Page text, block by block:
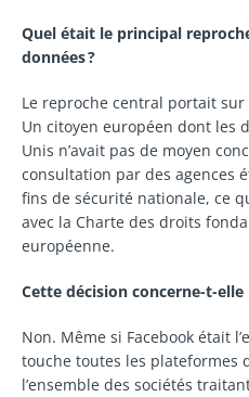
Quel était le principal
données ?
Le reproche central portait sur
Un citoyen européen dont les
Unis n’avait pas de moyen
consultation par des agences
fins de sécurité nationale, ce
avec la Charte des droits
européenne.
Cette décision concerne-t-
Non. Même si Facebook était
touche toutes les plateformes
l’ensemble des sociétés